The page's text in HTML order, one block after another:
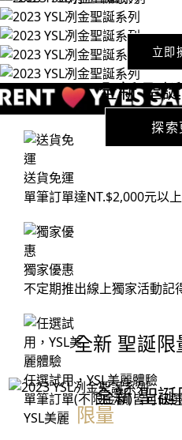
全新 聖誕限
全新 聖
全新 聖
探索
限量2023
立即
送貨免運
單筆訂單達NT.$2,000元以
獨家優惠
不定期推出線上獨家活動記
任選試用，YSL美麗體驗
單筆訂單(不限金額)皆可任
YSL美麗